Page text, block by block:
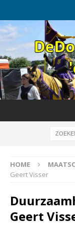
HOME
Geert Visser
Geert